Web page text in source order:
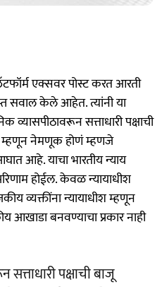
एक्सवर पोस्ट करत आरती
सवाल केले आहेत. त्यांनी या
व्यासपीठावरून सत्ताधारी पक्षाची
म्हणून नेमणूक होणं म्हणजे
आहे. याचा भारतीय न्याय
होईल. केवळ न्यायाधीश
व्यक्तींना न्यायाधीश म्हणून
आखाडा बनवण्याचा प्रकार नाही
पक्षाची बाजू